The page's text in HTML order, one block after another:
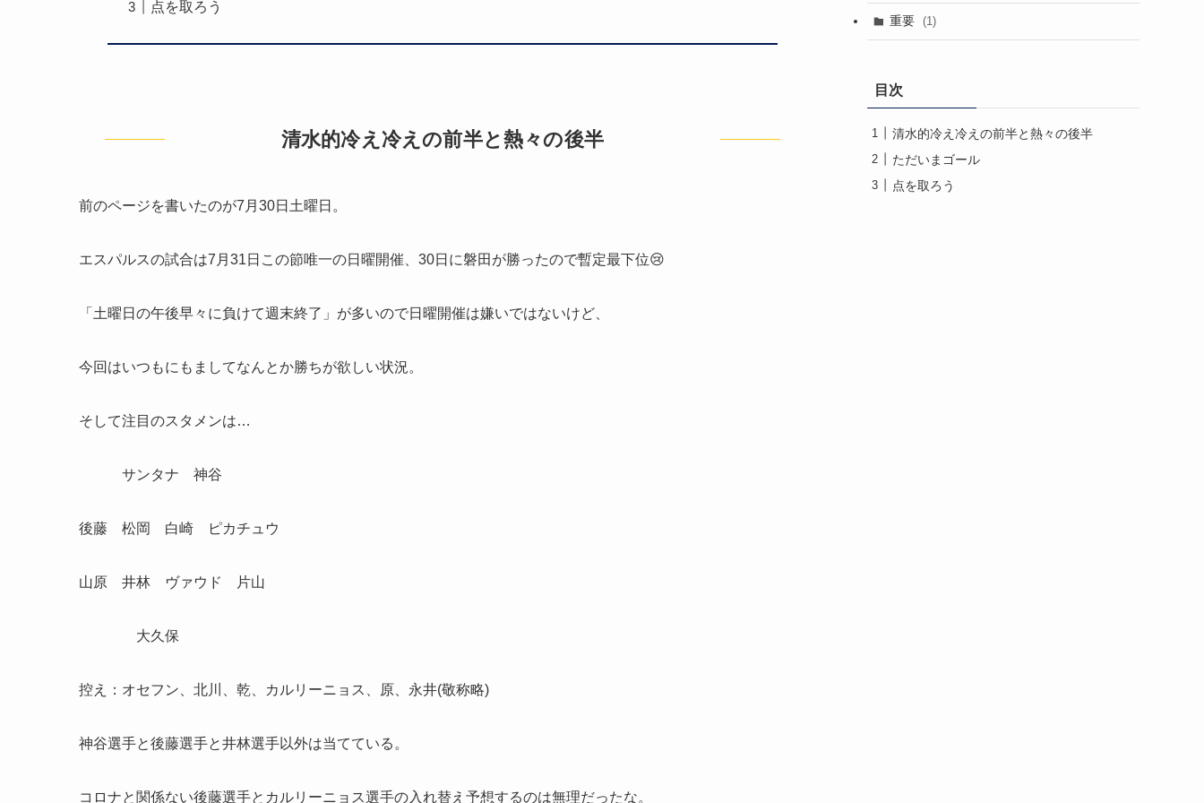
点を取ろう
清水的冷え冷えの前半と熱々の後半
前のページを書いたのが7月30日土曜日。
エスパルスの試合は7月31日この節唯一の日曜開催、30日に磐田が勝ったので暫定最下位😢
「土曜日の午後早々に負けて週末終了」が多いので日曜開催は嫌いではないけど、
今回はいつもにもましてなんとか勝ちが欲しい状況。
そして注目のスタメンは…
サンタナ 神谷
後藤 松岡 白崎 ピカチュウ
山原 井林 ヴァウド 片山
大久保
控え：オセフン、北川、乾、カルリーニョス、原、永井(敬称略)
神谷選手と後藤選手と井林選手以外は当てている。
コロナと関係ない後藤選手とカルリーニョス選手の入れ替え予想するのは無理だったな。
重要 (1)
目次
清水的冷え冷えの前半と熱々の後半
ただいまゴール
点を取ろう